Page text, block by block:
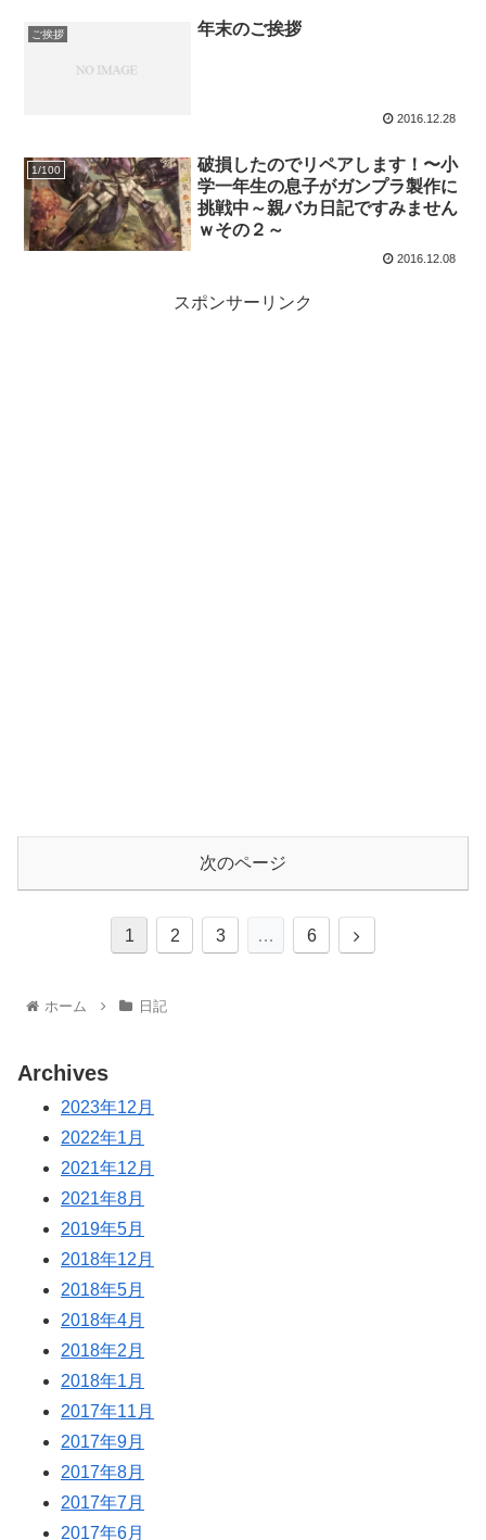
ご挨拶 年末のご挨拶
2016.12.28
1/100
破損したのでリペアします！〜小
学一年生の息子がガンプラ製作に
挑戦中～親バカ日記ですみません
ｗその２～
2016.12.08
スポンサーリンク
次のページ
1 2 3 … 6
ホーム 日記
Archives
2023年12月
2022年1月
2021年12月
2021年8月
2019年5月
2018年12月
2018年5月
2018年4月
2018年2月
2018年1月
2017年11月
2017年9月
2017年8月
2017年7月
2017年6月